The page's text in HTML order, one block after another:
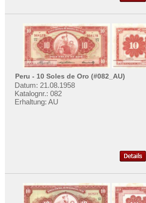
Peru - 10 Soles de Oro (#082_AU)
Datum: 21.08.1958
Katalognr.: 082
Erhaltung: AU